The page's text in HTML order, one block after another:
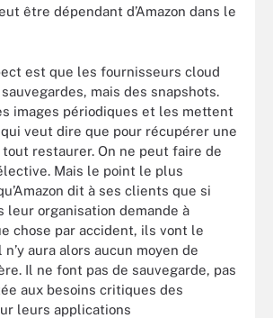
être dépendant d’Amazon dans le
est que les fournisseurs cloud
mais des snapshots.
images périodiques et les mettent
veut dire que pour récupérer une
restaurer. On ne peut faire de
Mais le point le plus
dit à ses clients que si
leur organisation demande à
chose par accident, ils vont le
aura alors aucun moyen de
Il ne font pas de sauvegarde, pas
aux besoins critiques des
leurs applications